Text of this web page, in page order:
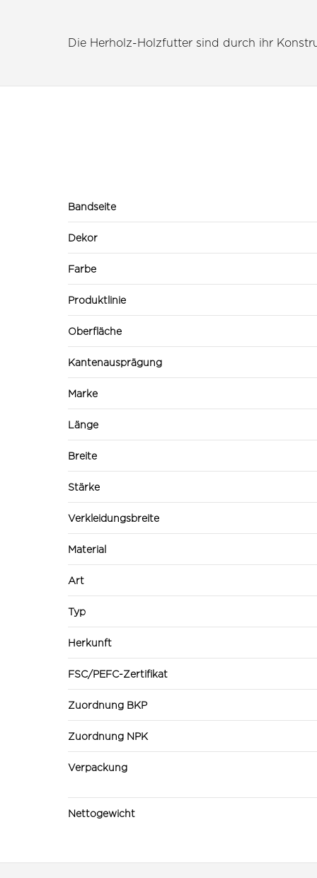
Die Herholz-Holzfutter sind durch ihr
Bandseite
Dekor
Farbe
Produktlinie
Oberfläche
Kantenausprägung
Marke
Länge
Breite
Stärke
Verkleidungsbreite
Material
Art
Typ
Herkunft
FSC/PEFC-Zertifikat
Zuordnung BKP
Zuordnung NPK
Verpackung
Nettogewicht